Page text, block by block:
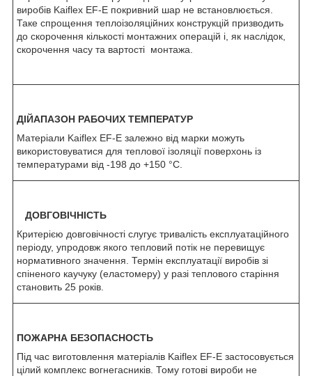
виробів Kaiflex EF-E покривний шар не встановлюється.
Таке спрощення теплоізоляційних конструкцій призводить
до скорочення кількості монтажних операцій і, як наслідок,
скорочення часу та вартості монтажа.
ДІЙАПАЗОН РАБОЧИХ ТЕМПЕРАТУР
Матеріали Kaiflex EF-E залежно від марки можуть
використовуватися для теплової ізоляції поверхонь із
температурами від -198 до +150 °C.
ДОВГОВІЧНІСТЬ
Критерією довговічності слугує тривалість експлуатаційного
періоду, упродовж якого тепловий потік не перевищує
нормативного значення. Термін експлуатації виробів зі
спіненого каучуку (еластомеру) у разі теплового старіння
становить 25 років.
ПОЖАРНА БЕЗОПАСНОСТЬ
Під час виготовлення матеріалів Kaiflex EF-E застосовується
цілий комплекс вогнегасників. Тому готові вироби не